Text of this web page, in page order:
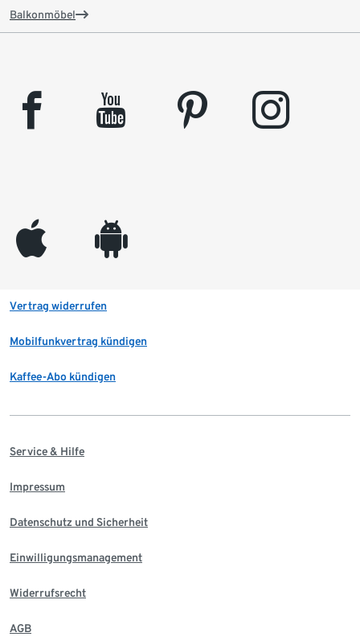
Balkonmöbel
facebook youtube pinterest instagram
appleinc android
Vertrag widerrufen
Mobilfunkvertrag kündigen
Kaffee-Abo kündigen
Service & Hilfe
Impressum
Datenschutz und Sicherheit
Einwilligungsmanagement
Widerrufsrecht
AGB